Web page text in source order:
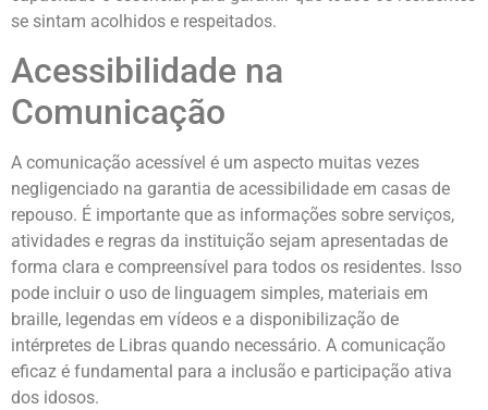
se sintam acolhidos e respeitados.
Acessibilidade na
Comunicação
A comunicação acessível é um aspecto muitas vezes
negligenciado na garantia de acessibilidade em casas de
repouso. É importante que as informações sobre serviços,
atividades e regras da instituição sejam apresentadas de
forma clara e compreensível para todos os residentes. Isso
pode incluir o uso de linguagem simples, materiais em
braille, legendas em vídeos e a disponibilização de
intérpretes de Libras quando necessário. A comunicação
eficaz é fundamental para a inclusão e participação ativa
dos idosos.